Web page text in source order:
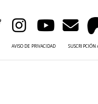
AVISO DE PRIVACIDAD SUSCRIPCIÓN